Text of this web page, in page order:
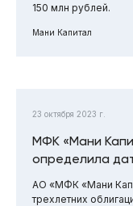
150 млн рублей.
Мани Капитал
23 октября 2023 г.
МФК «Мани
определила
АО «МФК «Мани
трехлетних